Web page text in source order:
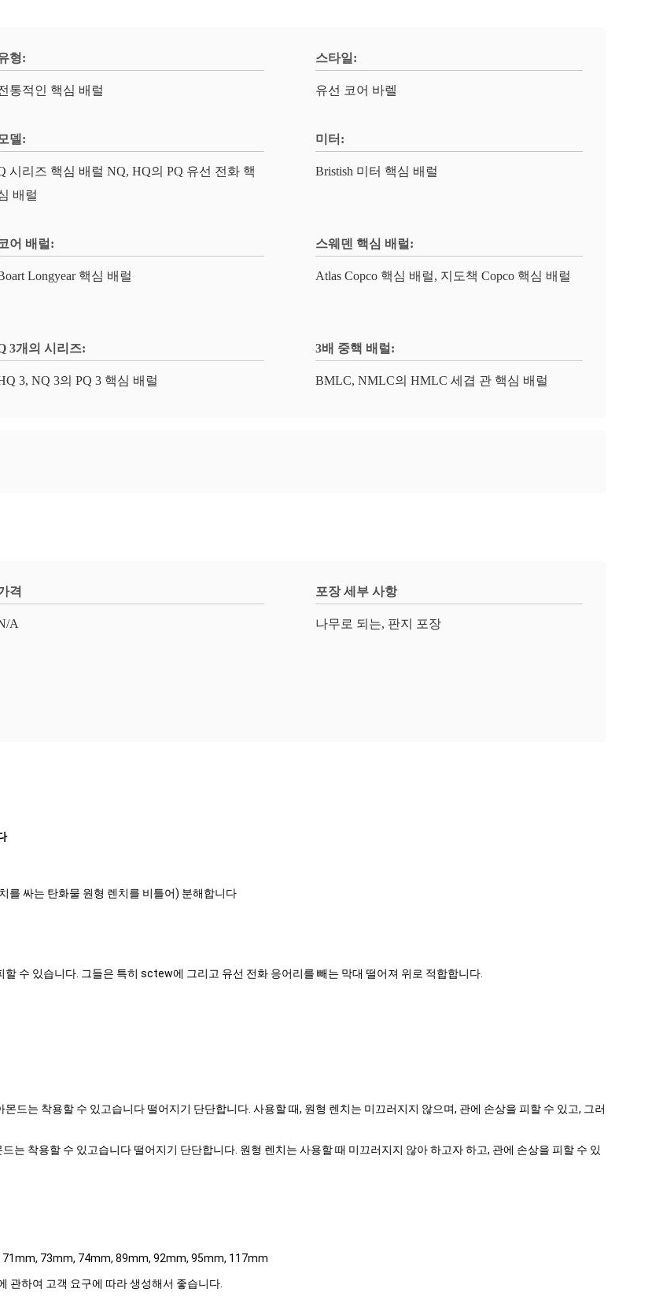
형:
통적인 핵심 배럴
스타일:
유선 코어 바렐
모델:
시리즈 핵심 배럴 NQ, HQ의 PQ 유선 전화 핵
배럴
미터:
Bristish 미터 핵심 배럴
어 배럴:
Longyear 핵심 배럴
스웨덴 핵심 배럴:
Atlas Copco 핵심 배럴, 지도책 Copco 핵심 배럴
3개의 시리즈:
3, NQ 3의 PQ 3 핵심 배럴
3배 중핵 배럴:
BMLC, NMLC의 HMLC 세겹 관 핵심 배럴
격
A
포장 세부 사항
나무로 되는, 판지 포장
를 싸는 탄화물 원형 렌치를 비틀어) 분해합니다
수 있습니다. 그들은 특히 sctew에 그리고 유선 전화 응어리를 빼는 막대 떨어져 위로 적합합니다.
드는 착용할 수 있고습니다 떨어지기 단단합니다. 사용할 때, 원형 렌치는 미끄러지지 않으며, 관에 손상을 피할 수 있고, 그러
는 착용할 수 있고습니다 떨어지기 단단합니다. 원형 렌치는 사용할 때 미끄러지지 않아 하고자 하고, 관에 손상을 피할 수 있
73mm, 74mm, 89mm, 92mm, 95mm, 117mm
관하여 고객 요구에 따라 생성해서 좋습니다.